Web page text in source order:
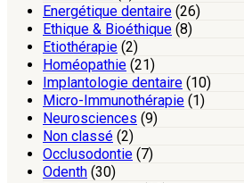
Energétique dentaire (26)
Ethique & Bioéthique (8)
Etiothérapie (2)
Homéopathie (21)
Implantologie dentaire (10)
Micro-Immunothérapie (1)
Neurosciences (9)
Non classé (2)
Occlusodontie (7)
Odenth (30)